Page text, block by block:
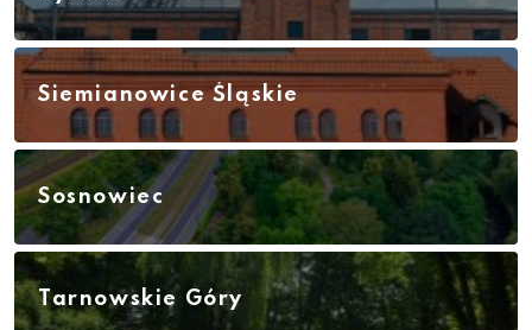
Siemianowice Śląskie
Sosnowiec
Tarnowskie Góry